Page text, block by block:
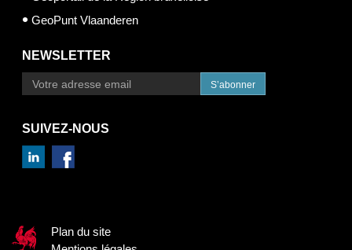
GeoPunt Vlaanderen
NEWSLETTER
S’abonner
SUIVEZ-NOUS
Plan du site